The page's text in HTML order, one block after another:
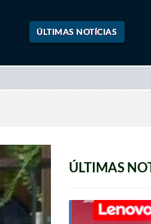
ÚLTIMAS NOTÍCIAS
ÚLTIMAS